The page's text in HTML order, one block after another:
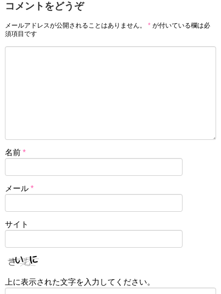
コメントをどうぞ
メールアドレスが公開されることはありません。 * が付いている欄は必
須項目です
名前 *
メール *
サイト
上に表示された文字を入力してください。